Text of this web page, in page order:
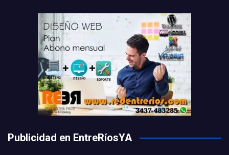
Publicidad en EntreRíosYA